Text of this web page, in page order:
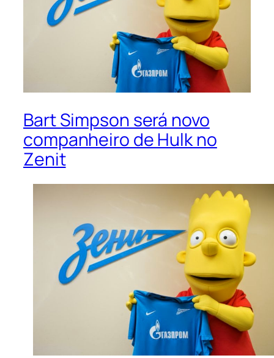
Bart Simpson será novo
companheiro de Hulk no
Zenit